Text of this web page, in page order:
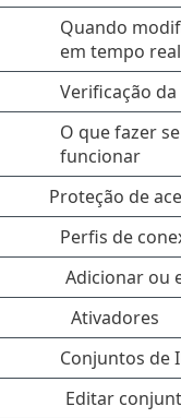
Quando
em tempo real
Verificação
O que fazer
funcionar
Proteção de
Perfis de
Adicionar ou
Ativadores
Conjuntos de
Editar